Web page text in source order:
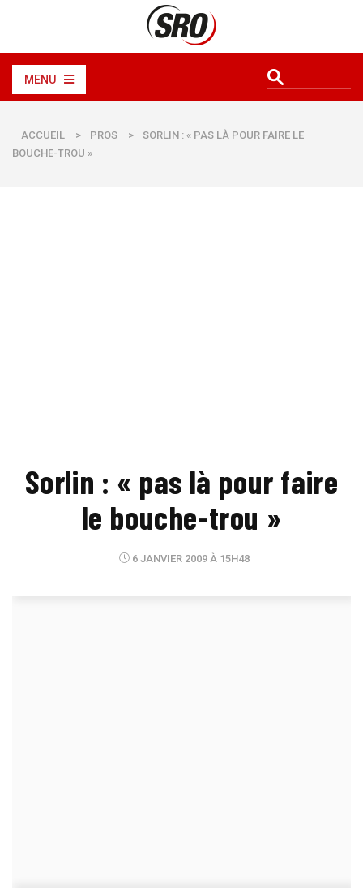
MENU
ACCUEIL > PROS >
SORLIN : « PAS LÀ POUR FAIRE LE
BOUCHE-TROU »
Sorlin : « pas là pour faire
le bouche-trou »
6 JANVIER 2009 À 15H48